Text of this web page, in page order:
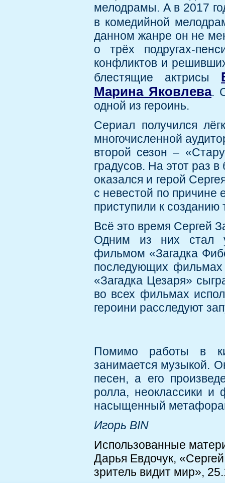
мелодрамы. А в 2017
в комедийной
данном жанре он не
о трёх подругах-
конфликтов и
блестящие актрисы
Марина Яковлева.
одной из героинь.
Сериал получился
многочисленной
второй сезон –
градусов. На этот раз
оказался и герой
с невестой по причине
приступили к созданию
Всё это время Сергей
Одним из них стал
фильмом «Загадка
последующих
«Загадка Цезаря»
во всех фильмах
героини расследуют
Помимо работы в
занимается музыкой.
песен, а его
ролла, неоклассики и
насыщенный
Игорь BIN
Использованные
Дарья Евдочук,
зритель видит мир»,